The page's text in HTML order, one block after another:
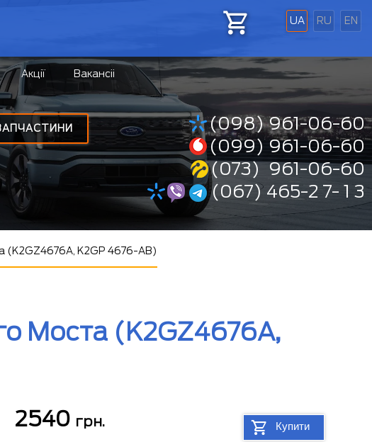
UA RU EN
Акції Вакансіі
(098) 961-06-60
(099) 961-06-60
(073) 961-06-60
(067) 465-2 7- 1 3
(K2GZ4676A, K2GP 4676-AB)
Моста (K2GZ4676A,
2540 грн. Купити